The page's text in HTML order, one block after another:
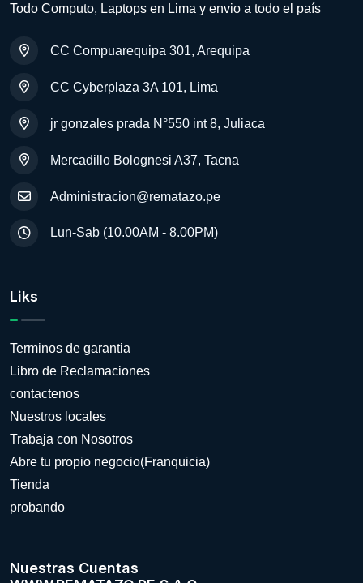
Todo Computo, Laptops en Lima y envio a todo el país
CC Compuarequipa 301, Arequipa
CC Cyberplaza 3A 101, Lima
jr gonzales prada N°550 int 8, Juliaca
Mercadillo Bolognesi A37, Tacna
Administracion@rematazo.pe
Lun-Sab (10.00AM - 8.00PM)
Liks
Terminos de garantia
Libro de Reclamaciones
contactenos
Nuestros locales
Trabaja con Nosotros
Abre tu propio negocio(Franquicia)
Tienda
probando
Nuestras Cuentas